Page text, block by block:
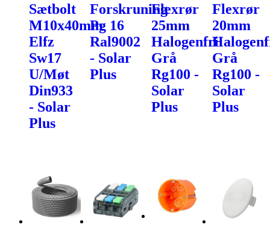
Sætbolt
M10x40mm
Elfz
Sw17
U/Møt
Din933
- Solar
Plus
Forskruning
Pg 16
Ral9002
- Solar
Plus
Flexrør
25mm
Halogenfri
Grå
Rg100 -
Solar
Plus
Flexrør
20mm
Grå
Rg100 -
Solar
Plus